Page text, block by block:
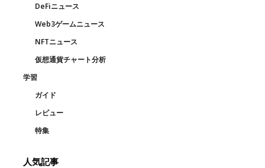
DeFiニュース
Web3ゲームニュース
NFTニュース
仮想通貨チャート分析
学習
ガイド
レビュー
特集
人気記事